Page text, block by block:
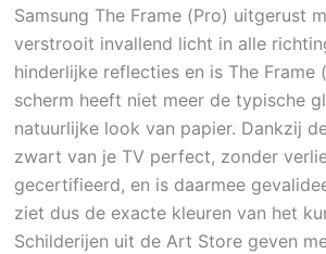
Samsung The Frame (Pro) uitgerust
verstrooit invallend licht in alle
hinderlijke reflecties en is The
scherm heeft niet meer de typische
natuurlijke look van papier. Dankzij
zwart van je TV perfect, zonder
gecertifieerd, en is daarmee
ziet dus de exacte kleuren van het
Schilderijen uit de Art Store geven